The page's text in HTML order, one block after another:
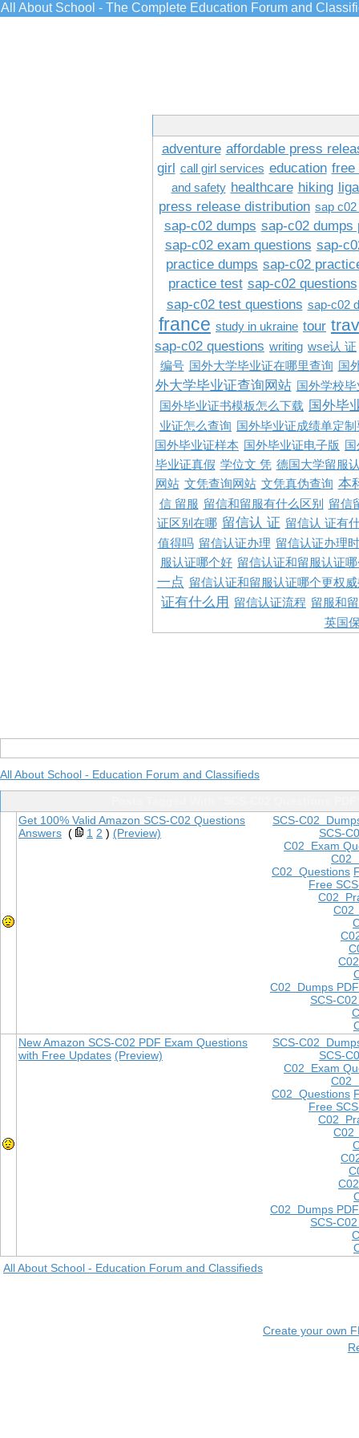
All About School - The Complete Education Forum and
adventure affordable press
girl call girl services education free
and safety healthcare hiking
press release distribution sap
sap-c02 dumps sap-c02 dumps
sap-c02 exam questions sap-
practice dumps sap-c02
practice test sap-c02 questions
sap-c02 test questions sap-c02
france study in ukraine tour
sap-c02 questions writing wse认 证
编号 国外大学毕业证在哪里查询 国
外大学毕业证查询网站 国外学校
国外毕业证书模板怎么下载 国外毕
业证怎么查询
国外毕业证成绩单定
国外毕业证样本
国外毕业证电子版
毕业证真假 学位文 凭 德国大学留服
网站 文凭查询网站 文凭真伪查询 本
信 留服 留信和留服有什么区别
留信
证区别在哪 留信认 证 留信认 证有
值得吗 留信认证办理 留信认证办理
服认证哪个好 留信认证和留服认证
一点 留信认证和留服认证哪个更权
证有什么用 留信认证流程 留服和
英国
All About School - Education Forum and Classifieds
SCS-C02
SCS-
C02 Exam
C02
C02 Questions
Free
C02
C02
C02 Dumps PDF
SCS-
Get 100% Valid Amazon SCS-C02 Questions
Answers ( 1 2 ) (Preview)
SCS-C02
SCS-
C02 Exam
C02
C02 Questions
Free
C02
C02
C02 Dumps PDF
SCS-
New Amazon SCS-C02 PDF Exam Questions
with Free Updates (Preview)
All About School - Education Forum and Classifieds
Create your own